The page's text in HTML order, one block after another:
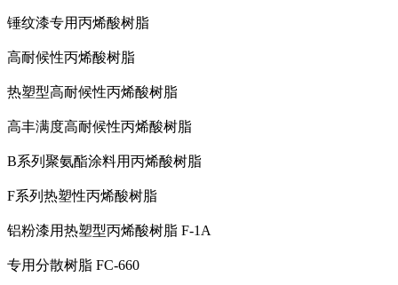
锤纹漆专用丙烯酸树脂
高耐候性丙烯酸树脂
热塑型高耐候性丙烯酸树脂
高丰满度高耐候性丙烯酸树脂
B系列聚氨酯涂料用丙烯酸树脂
F系列热塑性丙烯酸树脂
铝粉漆用热塑型丙烯酸树脂 F-1A
专用分散树脂 FC-660